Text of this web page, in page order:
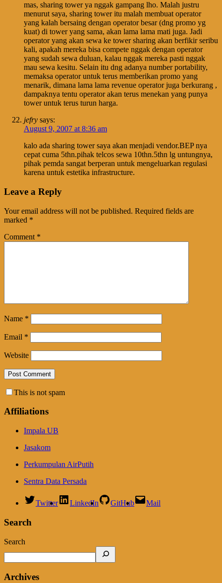
mas, sharing tower ya nggak gampang lho. Malah justru
menurut saya, sharing tower itu malah membuat operator
yang kalah bersaing dengan operator besar (dng promo yg
kuat) di tower yang sama, akan lama lama mati juga. Jadi
operator yang akan sewa ke tower sharing akan berfikir seribu
kali, apakah mereka bisa compete nggak dengan operator
yang sudah sewa duluan, kalau nggak mereka pasti nggak
mau sewa kesitu. Selain itu dng adanya number portability,
memaksa operator untuk terus memberikan promo yang
menarik, dimana lama lama revenue operator juga berkurang ,
dampaknya tentu operator akan terus menekan yang punya
tower untuk terus turun harga.
jefry says:
August 9, 2007 at 8:36 am
kalo ada sharing tower saya akan menjadi vendor.BEP nya
cepat cuma 5thn.pihak telcos sewa 10thn.5thn lg untungnya,
pihak pemda sangat berperan untuk mengeluarkan regulasi
karena untuk estetika infrastructure.
Leave a Reply
Your email address will not be published. Required fields are
marked *
Comment *
Name *
Email *
Website
This is not spam
Affiliations
Impala UB
Jasakom
Perkumpulan AirPutih
Sentra Data Persada
Twitter LinkedIn GitHub Mail
Search
Search
Archives